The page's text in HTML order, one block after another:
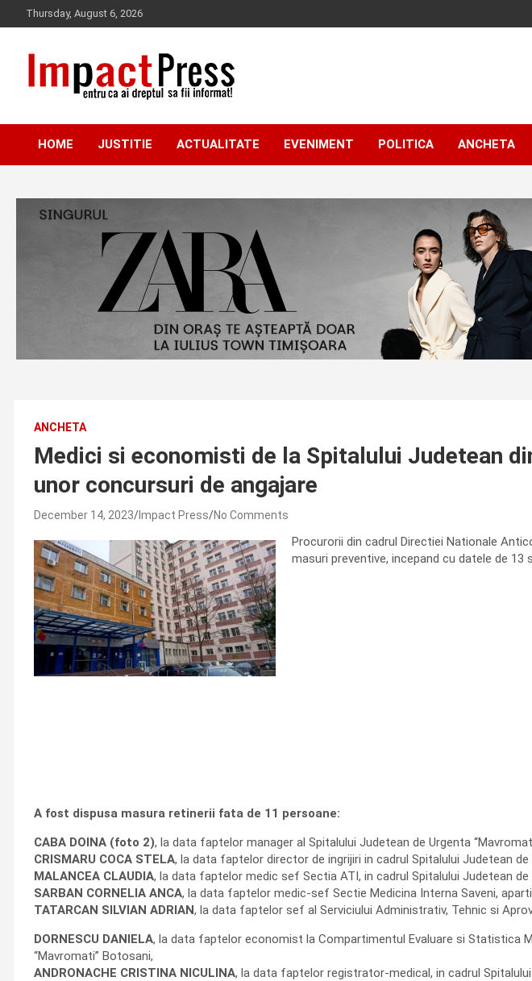
to
Thursday, August 6, 2026
IMPACTPRESS
HOME JUSTITIE ACTUALITATE EVENIMENT POLITICA ANCHETA
ANCHETA
Medici si economisti de la Spitalului Judetean
unor concursuri de angajare
December 14, 2023 Impact Press No Comments
Procurorii din cadrul Directiei Nationale
masuri preventive, incepand cu datele de
A fost dispusa masura retinerii fata de 11 persoane:
CABA DOINA (foto 2), la data faptelor manager al Spitalului Judetean de Urgenta
CRISMARU COCA STELA, la data faptelor director de ingrijiri in cadrul Spitalului Judetean de
MALANCEA CLAUDIA, la data faptelor medic sef Sectia ATI, in cadrul Spitalului Judetean de
SARBAN CORNELIA ANCA, la data faptelor medic-sef Sectie Medicina Interna Saveni,
TATARCAN SILVIAN ADRIAN, la data faptelor sef al Serviciului Administrativ, Tehnic si
DORNESCU DANIELA, la data faptelor economist la Compartimentul Evaluare si Statistica
“Mavromati” Botosani,
ANDRONACHE CRISTINA NICULINA, la data faptelor registrator-medical, in cadrul